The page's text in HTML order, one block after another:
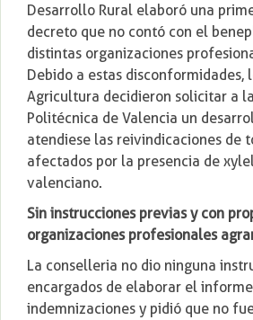
Desarrollo Rural elaboró una
decreto que no contó con el
distintas organizaciones
Debido a estas disconformidades,
Agricultura decidieron solicitar a
Politécnica de Valencia un
atendiese las reivindicaciones de
afectados por la presencia de
valenciano.
Sin instrucciones previas y con
organizaciones profesionales
La conselleria no dio ninguna
encargados de elaborar el
indemnizaciones y pidió que no